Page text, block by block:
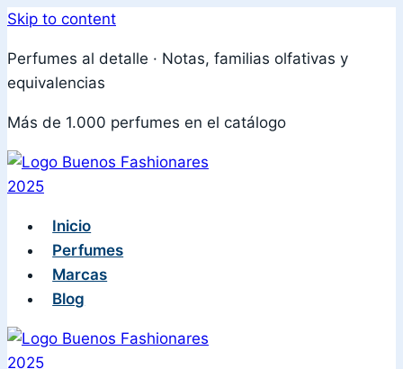
Skip to content
Perfumes al detalle · Notas, familias olfativas y
equivalencias
Más de 1.000 perfumes en el catálogo
Inicio
Perfumes
Marcas
Blog